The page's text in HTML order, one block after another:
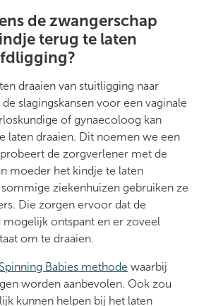
de zwangerschap
terug te laten
draaien van stuitligging naar
slagingskansen voor een vaginale
of gynaecoloog kan
laten draaien. Dit noemen we een
de zorgverlener met de
moeder het kindje te laten
ziekenhuizen gebruiken ze
Die zorgen ervoor dat de
ontspant en er zoveel
om te draaien.
Spinning Babies methode waarbij
worden aanbevolen. Ook zou
kunnen helpen bij het laten